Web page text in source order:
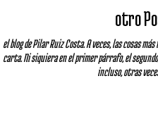
otro
el blog de Pilar Ruiz Costa. A veces, las cosas
carta. Ni siquiera en el primer párrafo, el
incluso, otras